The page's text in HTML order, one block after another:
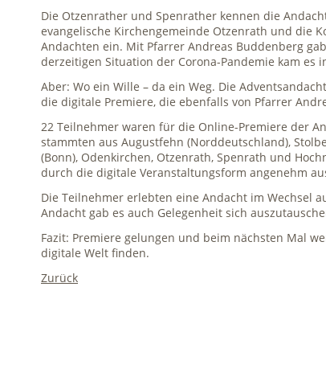
Die Otzenrather und Spenrather kennen die
evangelische Kirchengemeinde Otzenrath und die
Andachten ein. Mit Pfarrer Andreas Buddenberg
derzeitigen Situation der Corona-Pandemie kam es
Aber: Wo ein Wille – da ein Weg. Die
die digitale Premiere, die ebenfalls von Pfarrer
22 Teilnehmer waren für die Online-Premiere der
stammten aus Augustfehn (Norddeutschland),
(Bonn), Odenkirchen, Otzenrath, Spenrath und
durch die digitale Veranstaltungsform angenehm
Die Teilnehmer erlebten eine Andacht im Wechsel
Andacht gab es auch Gelegenheit sich
Fazit: Premiere gelungen und beim nächsten Mal
digitale Welt finden.
Zurück